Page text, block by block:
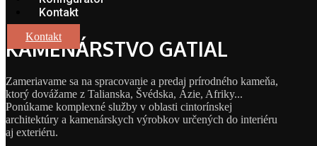
Kontakt
Kontakt
KAMENÁRSTVO GATIAL
Zameriavame sa na spracovanie a predaj prírodného kameňa,
ktorý dovážame z Talianska, Švédska, Ázie, Afriky...
Ponúkame komplexné služby v oblasti cintorínskej
architektúry a kamenárskych výrobkov určených do interiéru
aj exteriéru.